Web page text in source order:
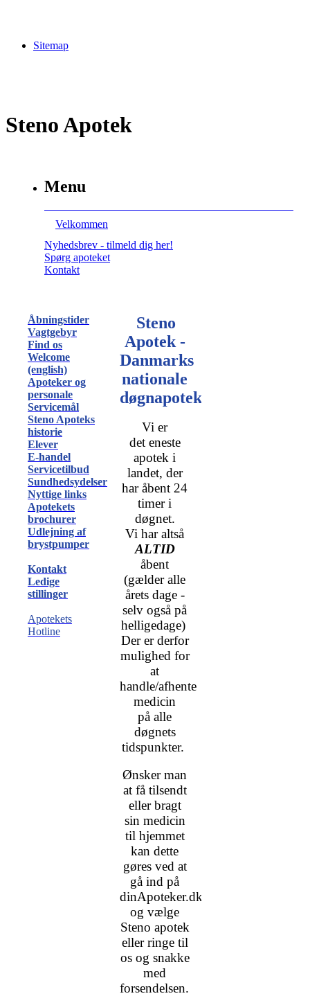
Sitemap
Steno Apotek
Menu
Velkommen
Nyhedsbrev - tilmeld dig her!
Spørg apoteket
Kontakt
Åbningstider
Vagtgebyr
Find os
Welcome
(english)
Apoteker og
personale
Servicemål
Steno Apoteks
historie
Elever
E-handel
Servicetilbud
Sundhedsydelser
Nyttige links
Apotekets
brochurer
Udlejning af
brystpumper
Kontakt
Ledige
stillinger
Apotekets
Hotline
Steno
Apotek -
Danmarks
nationale
døgnapotek
Vi er
det eneste
apotek i
landet, der
har åbent 24
timer i
døgnet.
Vi har altså
ALTID
åbent
(gælder alle
årets dage -
selv også på
helligedage)
Der er derfor
mulighed for
at
handle/afhente
medicin
på alle
døgnets
tidspunkter.
Ønsker man
at få tilsendt
eller bragt
sin medicin
til hjemmet
kan dette
gøres ved at
gå ind på
dinApoteker.dk
og vælge
Steno apotek
eller ringe til
os og snakke
med
forsendelsen.